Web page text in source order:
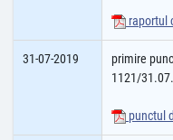
raportul
31-07-2019
primire
1121/
punctul